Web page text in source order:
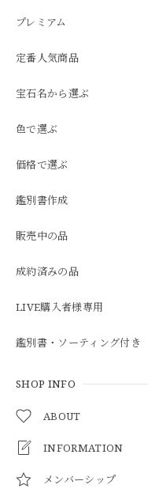
プレミアム
定番人気商品
宝石名から選ぶ
色で選ぶ
価格で選ぶ
鑑別書作成
販売中の品
成約済みの品
LIVE購入者様専用
鑑別書・ソーティング付き
SHOP INFO
ABOUT
INFORMATION
メンバーシップ